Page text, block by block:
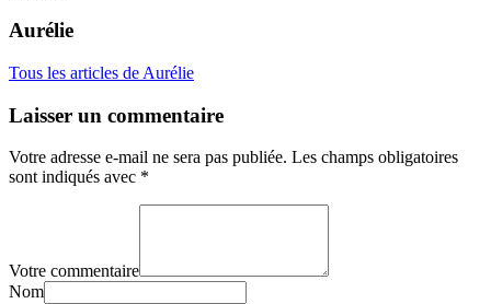
Aurélie
Tous les articles de Aurélie
Laisser un commentaire
Votre adresse e-mail ne sera pas publiée. Les champs obligatoires
sont indiqués avec *
Votre commentaire
Nom